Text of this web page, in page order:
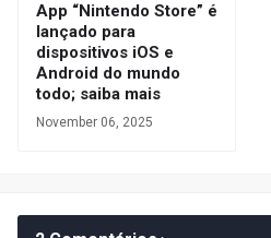
App “Nintendo Store” é
lançado para
dispositivos iOS e
Android do mundo
todo; saiba mais
November 06, 2025